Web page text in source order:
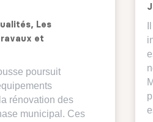
, Les
et
poursuit
rénovation des
municipal. Ces